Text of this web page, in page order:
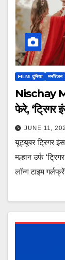
FILMI दुनिया मनोंरंजन
Nischay
फेरे, ‘ट्रिगर
JUNE 11,
यूट्यूबर ट्रिगर
मल्हान उर्फ
लॉन्ग टाइम